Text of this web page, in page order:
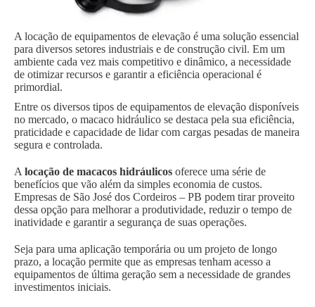
A locação de equipamentos de elevação é uma solução essencial
para diversos setores industriais e de construção civil. Em um
ambiente cada vez mais competitivo e dinâmico, a necessidade
de otimizar recursos e garantir a eficiência operacional é
primordial.
Entre os diversos tipos de equipamentos de elevação disponíveis
no mercado, o macaco hidráulico se destaca pela sua eficiência,
praticidade e capacidade de lidar com cargas pesadas de maneira
segura e controlada.
A locação de macacos hidráulicos oferece uma série de
benefícios que vão além da simples economia de custos.
Empresas de São José dos Cordeiros – PB podem tirar proveito
dessa opção para melhorar a produtividade, reduzir o tempo de
inatividade e garantir a segurança de suas operações.
Seja para uma aplicação temporária ou um projeto de longo
prazo, a locação permite que as empresas tenham acesso a
equipamentos de última geração sem a necessidade de grandes
investimentos iniciais.